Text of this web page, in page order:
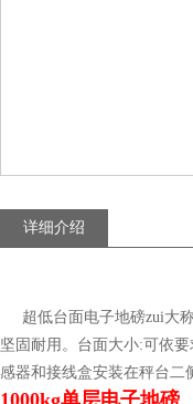
详细介绍
超低台面电子地磅zui大称
坚固耐用。台面大小:可依
感器和接线盒安装在秤台二
1000kg单层电子地磅